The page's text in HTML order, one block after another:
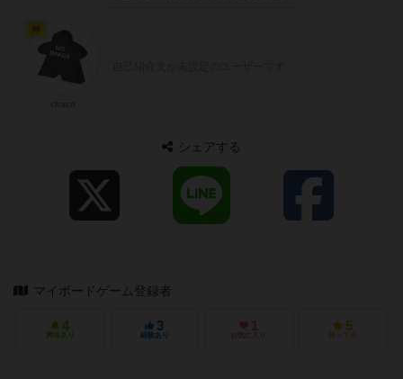
シェアする
マイボードゲーム登録者
4
興味あり
3
経験あり
1
お気に入り
5
持ってる